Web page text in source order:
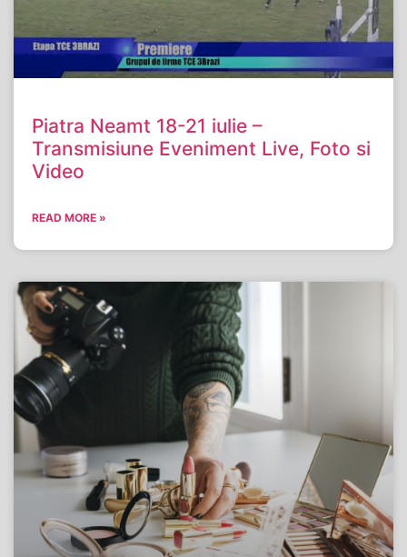
Piatra Neamt 18-21 iulie –
Transmisiune Eveniment Live, Foto si
Video
READ MORE »